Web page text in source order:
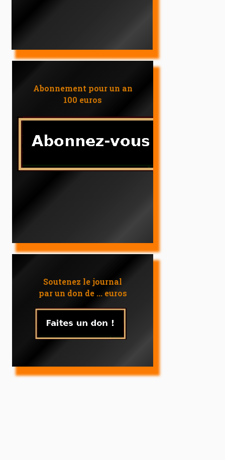
Abonnement pour un an
100 euros
Soutenez le journal
par un don de ... euros